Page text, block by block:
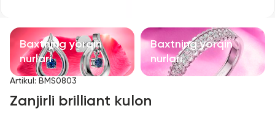
Aksessuarlar
Baxtning yorqin
nurlari
Baxtning yorqin
nurlari
Artikul : BMS0803
Zanjirli brilliant kulon